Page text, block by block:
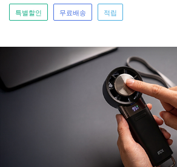
특별할인 무료배송 적립